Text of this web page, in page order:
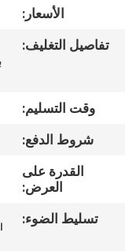
مراقبة
الجودة
خريطة
الموقع
PRIVACY
POLICY
الأسعار:
تفاصيل التغليف:
وقت التسليم:
شروط الدفع:
القدرة على
العرض:
تسليط الضوء: